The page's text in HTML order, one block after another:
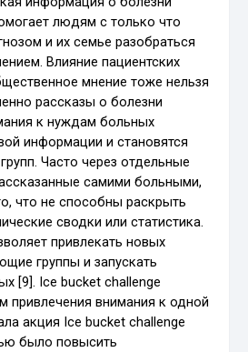
людям с только что
и их семье разобраться
Влияние пациентских
мнение тоже нельзя
рассказы о болезни
к нуждам больных
информации и становятся
Часто через отдельные
самими больными,
что не способны раскрыть
сводки или статистика.
привлекать новых
группы и запускать
[9]. Ice bucket challenge
привлечения внимания к одной
акция Ice bucket challenge
было повысить